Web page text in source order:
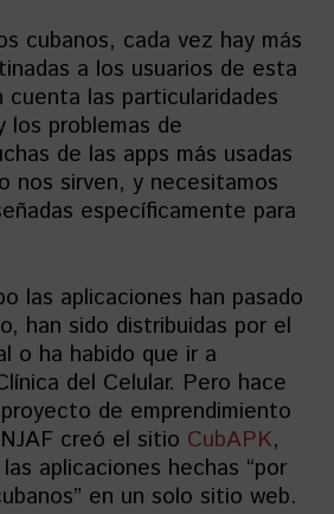
cubanos, cada vez hay más
a los usuarios de esta
cuenta las particularidades
los problemas de
de las apps más usadas
nos sirven, y necesitamos
específicamente para
las aplicaciones han pasado
han sido distribuidas por el
o ha habido que ir a
del Celular. Pero hace
de emprendimiento
creó el sitio CubAPK,
aplicaciones hechas “por
en un solo sitio web.